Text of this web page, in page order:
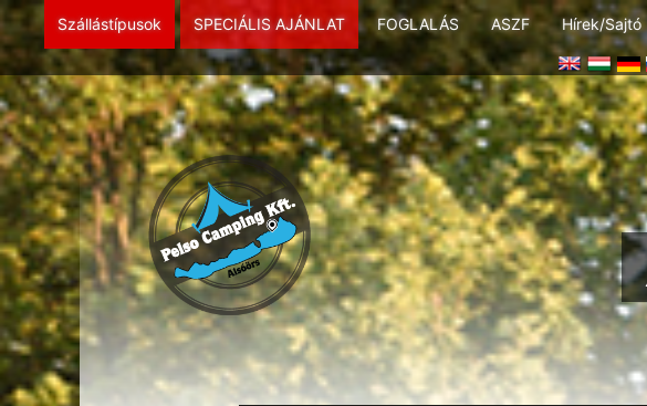
Szállástípusok SPECIÁLIS AJÁNLAT FOGLALÁS ASZF Hírek/Sajtó